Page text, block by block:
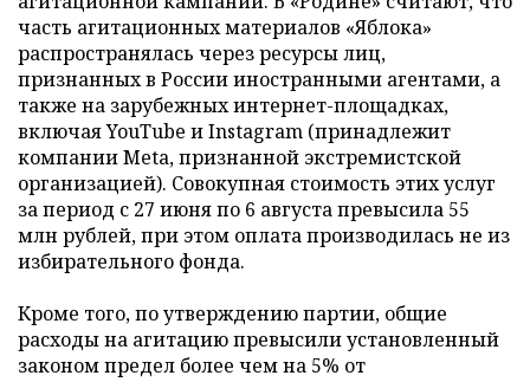
часть агитационных материалов «Яблока»
распространялась через ресурсы лиц,
признанных в России иностранными агентами, а
также на зарубежных интернет-площадках,
включая YouTube и Instagram (принадлежит
компании Meta, признанной экстремистской
организацией). Совокупная стоимость этих услуг
за период с 27 июня по 6 августа превысила 55
млн рублей, при этом оплата производилась не из
избирательного фонда.
Кроме того, по утверждению партии, общие
расходы на агитацию превысили установленный
законом предел более чем на 5% от